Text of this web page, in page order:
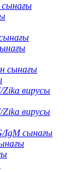
сынағы
сынағы
Zika вирусы
Zika вирусы
IgM сынағы